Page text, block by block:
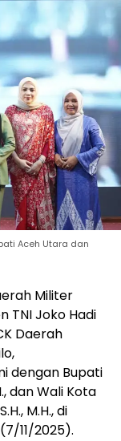
Aceh Utara dan
Militer
TNI Joko Hadi
Daerah
dengan Bupati
dan Wali Kota
M.H., di
11/2025).